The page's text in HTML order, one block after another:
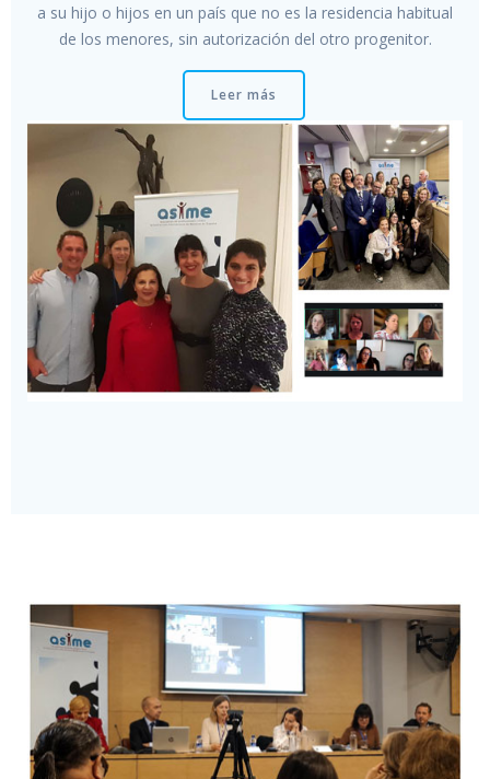
a su hijo o hijos en un país que no es la residencia habitual
de los menores, sin autorización del otro progenitor.
Leer más